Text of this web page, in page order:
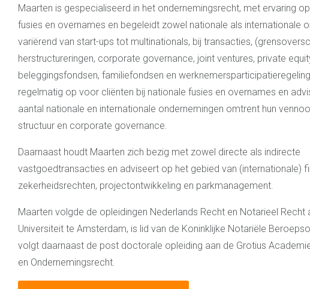
Maarten is gespecialiseerd in het ondernemingsrecht, met ervaring
fusies en overnames en begeleidt zowel nationale als internationale
variërend van start-ups tot multinationals, bij transacties,
herstructureringen, corporate governance, joint ventures, private
beleggingsfondsen, familiefondsen en
regelmatig op voor cliënten bij nationale fusies en overnames en
aantal nationale en internationale ondernemingen omtrent hun
structuur en corporate governance.
Daarnaast houdt Maarten zich bezig met zowel directe als indirecte
vastgoedtransacties en adviseert op het gebied van (internationale)
zekerheidsrechten, projectontwikkeling en parkmanagement.
Maarten volgde de opleidingen Nederlands Recht en Notarieel Recht
Universiteit te Amsterdam, is lid van de Koninklijke Notariële
volgt daarnaast de post doctorale opleiding aan de Grotius
en Ondernemingsrecht.